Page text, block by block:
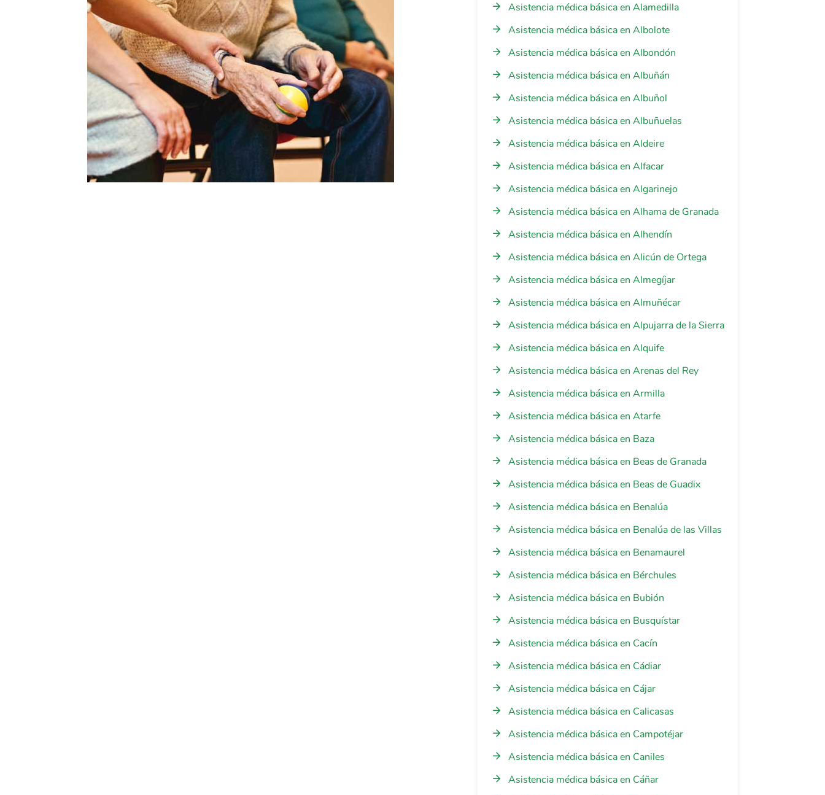
Asistencia médica básica en Alamedilla
Asistencia médica básica en Albolote
Asistencia médica básica en Albondón
Asistencia médica básica en Albuñán
Asistencia médica básica en Albuñol
Asistencia médica básica en Albuñuelas
Asistencia médica básica en Aldeire
Asistencia médica básica en Alfacar
Asistencia médica básica en Algarinejo
Asistencia médica básica en Alhama de Granada
Asistencia médica básica en Alhendín
Asistencia médica básica en Alicún de Ortega
Asistencia médica básica en Almegíjar
Asistencia médica básica en Almuñécar
Asistencia médica básica en Alpujarra de la Sierra
Asistencia médica básica en Alquife
Asistencia médica básica en Arenas del Rey
Asistencia médica básica en Armilla
Asistencia médica básica en Atarfe
Asistencia médica básica en Baza
Asistencia médica básica en Beas de Granada
Asistencia médica básica en Beas de Guadix
Asistencia médica básica en Benalúa
Asistencia médica básica en Benalúa de las Villas
Asistencia médica básica en Benamaurel
Asistencia médica básica en Bérchules
Asistencia médica básica en Bubión
Asistencia médica básica en Busquístar
Asistencia médica básica en Cacín
Asistencia médica básica en Cádiar
Asistencia médica básica en Cájar
Asistencia médica básica en Calicasas
Asistencia médica básica en Campotéjar
Asistencia médica básica en Caniles
Asistencia médica básica en Cáñar